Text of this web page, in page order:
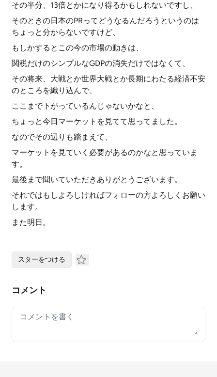
その半分、13倍とかになり得るかもしれないですし、
そのときの日本のPRってどうなるんだろうというのは
ちょっと分からないですけど、
もしかするとこの今の市場の動きは、
関税だけのシンプルなGDPの消失だけではなくて、
その将来、大戦とか世界大戦とか長期にわたる経済不安
のところを織り込んで、
ここまで下がっているんじゃないかなと、
ちょっと今日マーケットを見てて思ってました。
なのでその辺りも踏まえて、
マーケットを見ていく必要があるのかなと思っていま
す。
最後まで聞いていただきありがとうございます。
それではもしよろしければフォローの方よろしくお願い
します。
また明日。
スターをつける
コメント
Your comment